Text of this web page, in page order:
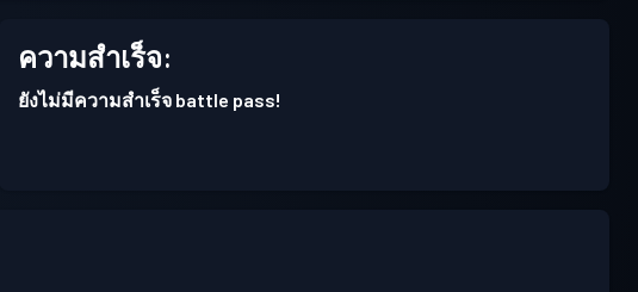
ความสำเร็จ:
ยังไม่มีความสำเร็จ battle pass!